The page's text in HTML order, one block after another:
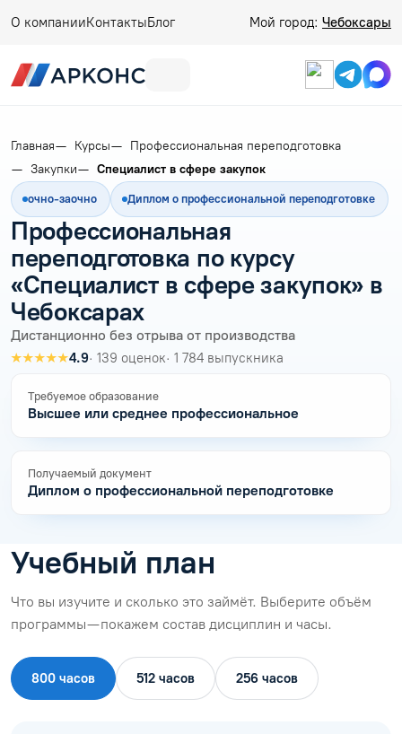
О компанииКонтактыБлог Мой город: Чебоксары
Главная Курсы
Профессиональная переподготовка
Закупки
Специалист в сфере закупок
очно-заочно Диплом о профессиональной переподготовке
Профессиональная
переподготовка по курсу
«Специалист в сфере закупок» в
Чебоксарах
Дистанционно без отрыва от производства
★★★★★4.9· 139 оценок· 1 784 выпускника
Требуемое образование
Высшее или среднее профессиональное
Получаемый документ
Диплом о профессиональной переподготовке
Учебный план
Что вы изучите и сколько это займёт. Выберите объём
программы — покажем состав дисциплин и часы.
800 часов 512 часов 256 часов